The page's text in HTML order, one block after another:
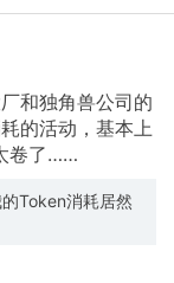
和独角兽公司的
的活动，基本上
卷了……
Token消耗居然